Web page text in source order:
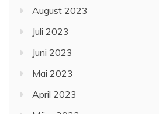
August 2023
Juli 2023
Juni 2023
Mai 2023
April 2023